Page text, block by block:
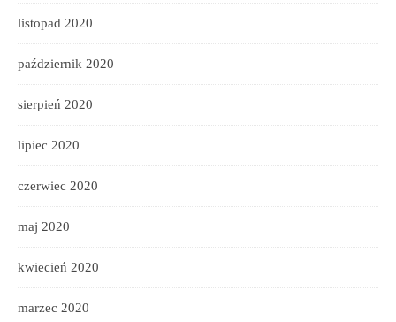
listopad 2020
październik 2020
sierpień 2020
lipiec 2020
czerwiec 2020
maj 2020
kwiecień 2020
marzec 2020